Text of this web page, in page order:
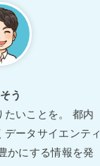
う
たいことを。 都内
ータサイエンティ
かにする情報を発